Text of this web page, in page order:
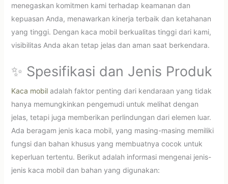
menegaskan komitmen kami terhadap keamanan dan
kepuasan Anda, menawarkan kinerja terbaik dan ketahanan
yang tinggi. Dengan kaca mobil berkualitas tinggi dari kami,
visibilitas Anda akan tetap jelas dan aman saat berkendara.
✨ Spesifikasi dan Jenis Produk
Kaca mobiladalah faktor penting dari kendaraan yang tidak
hanya memungkinkan pengemudi untuk melihat dengan
jelas, tetapi juga memberikan perlindungan dari elemen luar.
Ada beragam jenis kaca mobil, yang masing-masing memiliki
fungsi dan bahan khusus yang membuatnya cocok untuk
keperluan tertentu. Berikut adalah informasi mengenai jenis-
jenis kaca mobil dan bahan yang digunakan: